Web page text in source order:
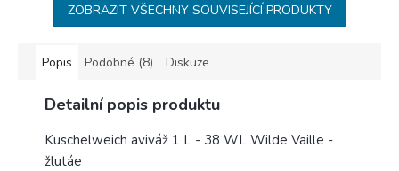
ZOBRAZIT VŠECHNY SOUVISEJÍCÍ PRODUKTY
Popis Podobné (8) Diskuze
Detailní popis produktu
Kuschelweich aviváž 1 L - 38 WL Wilde Vaille -
žlutáe